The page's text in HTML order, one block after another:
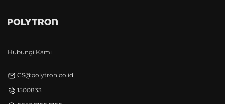
Hubungi Kami
CS@polytron.co.id
1500833